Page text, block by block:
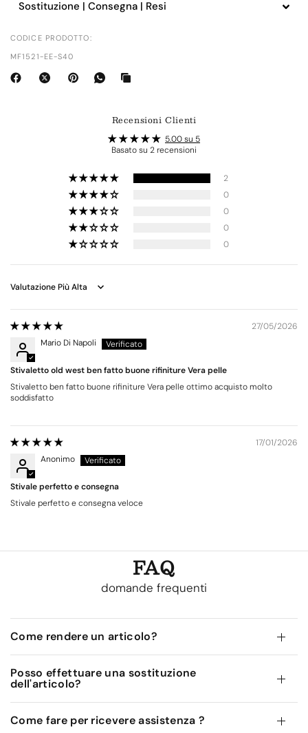
Sostituzione | Consegna | Resi
CODICE PRODOTTO:
MF1521-EE-S40
Recensioni Clienti
5.00 su 5
Basato su 2 recensioni
2
0
0
0
0
Sort by
27/05/2026
Mario Di Napoli
Stivaletto old west ben fatto buone rifiniture Vera pelle
Stivaletto ben fatto buone rifiniture Vera pelle ottimo acquisto molto
soddisfatto
17/01/2026
Anonimo
Stivale perfetto e consegna
Stivale perfetto e consegna veloce
FAQ
domande frequenti
Come rendere un articolo?
Posso effettuare una sostituzione
dell'articolo?
Come fare per ricevere assistenza ?